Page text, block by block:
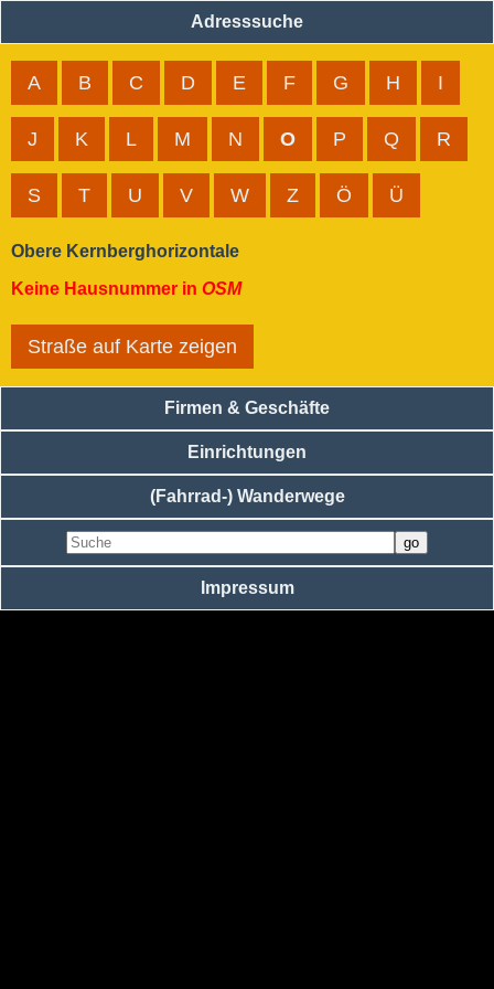
Adresssuche
A B C D E F G H I
J K L M N O P Q R
S T U V W Z Ö Ü
Obere Kernberghorizontale
Keine Hausnummer in OSM
Straße auf Karte zeigen
Firmen & Geschäfte
Einrichtungen
(Fahrrad-) Wanderwege
Impressum